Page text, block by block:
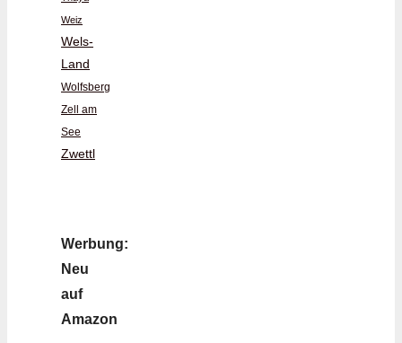
Weiz
Wels-
Land
Wolfsberg
Zell am
See
Zwettl
Werbung:
Neu
auf
Amazon